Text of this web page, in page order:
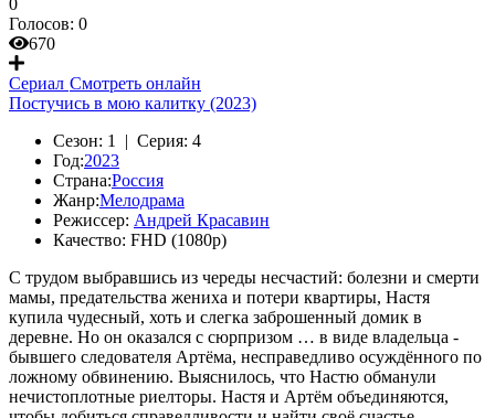
0
Голосов: 0
670
Сериал Смотреть онлайн
Постучись в мою калитку (2023)
Сезон: 1 | Серия: 4
Год:2023
Страна:Россия
Жанр:Мелодрама
Режиссер: Андрей Красавин
Качество: FHD (1080p)
С трудом выбравшись из череды несчастий: болезни и смерти
мамы, предательства жениха и потери квартиры, Настя
купила чудесный, хоть и слегка заброшенный домик в
деревне. Но он оказался с сюрпризом … в виде владельца -
бывшего следователя Артёма, несправедливо осуждённого по
ложному обвинению. Выяснилось, что Настю обманули
нечистоплотные риелторы. Настя и Артём объединяются,